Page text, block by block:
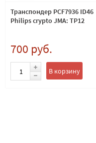
Транспондер PCF7936 ID46
Philips crypto JMA: TP12
700 руб.
В корзину